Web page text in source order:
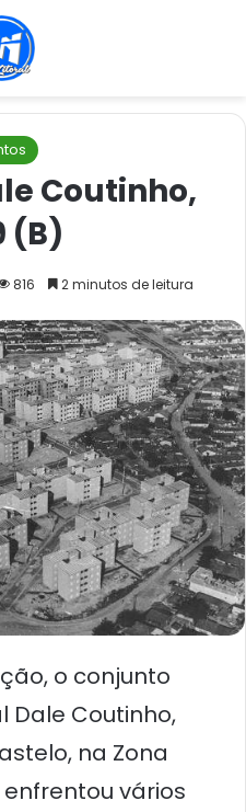
Coutinho,
(B)
816 2 minutos de leitura
o conjunto
Dale Coutinho,
na Zona
vários